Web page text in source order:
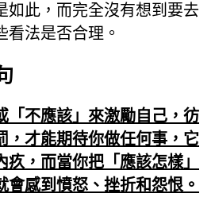
如此，而完全沒有想到要去
看法是否合理。
「不應該」來激勵自己，彷
，才能期待你做任何事，它
，而當你把「應該怎樣」
會感到憤怒、挫折和怨恨。